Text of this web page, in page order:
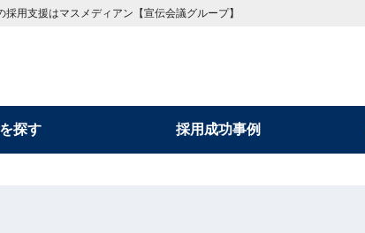
用支援はマスメディアン【宣伝会議グループ】
探す 採用成功事例